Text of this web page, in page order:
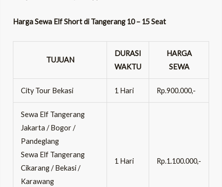
Harga Sewa Elf Short di Tangerang 10 – 15 Seat
TUJUAN
DURASI
WAKTU
HARGA
SEWA
City Tour Bekasi 1 Hari Rp.900.000,-
Sewa Elf Tangerang
Jakarta / Bogor /
Pandeglang
Sewa Elf Tangerang
Cikarang / Bekasi /
Karawang
1 Hari Rp.1.100.000,-